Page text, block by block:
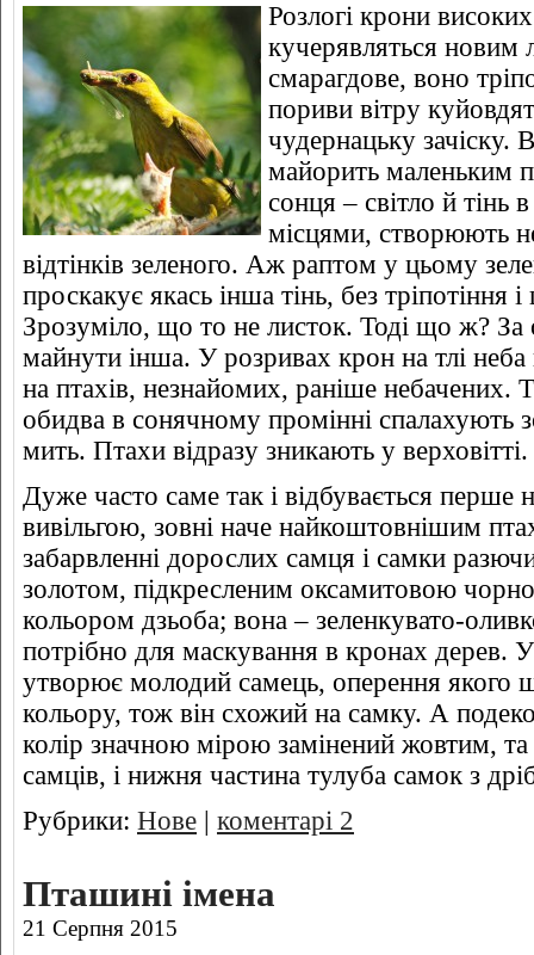
Розлогі крони
кучерявляться новим
смарагдове, воно
пориви вітру
чудернацьку зачіску.
майорить маленьким
сонця – світло й тінь
місцями, створюють
відтінків зеленого. Аж раптом у цьому
проскакує якась інша тінь, без тріпотіння
Зрозуміло, що то не листок. Тоді що ж?
майнути інша. У розривах крон на тлі неба
на птахів, незнайомих, раніше небачених.
обидва в сонячному промінні спалахують
мить. Птахи відразу зникають у верховітті.
Дуже часто саме так і відбувається перше
вивільгою, зовні наче найкоштовнішим
забарвленні дорослих самця і самки
золотом, підкресленим оксамитовою
кольором дзьоба; вона – зеленкувато-
потрібно для маскування в кронах дерев.
утворює молодий самець, оперення якого
кольору, тож він схожий на самку. А
колір значною мірою замінений жовтим,
самців, і нижня частина тулуба самок з
Рубрики: Нове | коментарі 2
Пташині імена
21 Серпня 2015